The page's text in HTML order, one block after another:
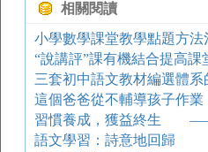
相關閱讀
小學數學課堂教學點題方法
“說講評”課有機結合提高課
三套初中語文教材編選體系
這個爸爸從不輔導孩子作業
語文學習：詩意地回歸